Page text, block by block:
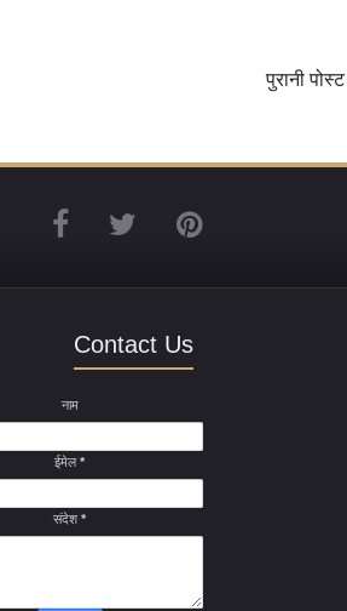
पुरानी पोस्ट
Contact Us
नाम
ईमेल*
संदेश*